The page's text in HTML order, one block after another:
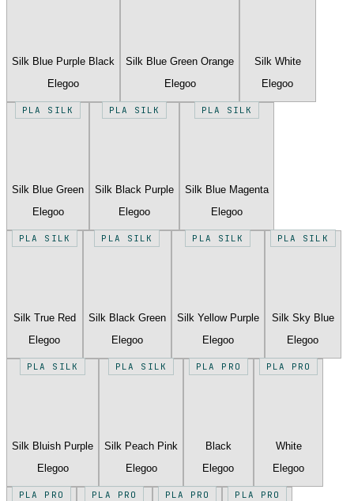
Silk Blue Purple Black
Elegoo
Silk Blue Green Orange
Elegoo
Silk White
Elegoo
PLA SILK
Silk Blue Green
Elegoo
PLA SILK
Silk Black Purple
Elegoo
PLA SILK
Silk Blue Magenta
Elegoo
PLA SILK
Silk True Red
Elegoo
PLA SILK
Silk Black Green
Elegoo
PLA SILK
Silk Yellow Purple
Elegoo
PLA SILK
Silk Sky Blue
Elegoo
PLA SILK
Silk Bluish Purple
Elegoo
PLA SILK
Silk Peach Pink
Elegoo
PLA PRO
Black
Elegoo
PLA PRO
White
Elegoo
PLA PRO PLA PRO PLA PRO PLA PRO